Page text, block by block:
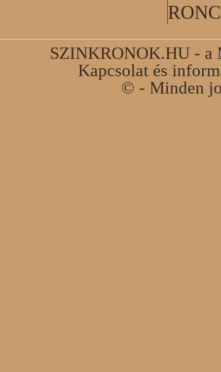
SZINKRONOK.HU - a
Kapcsolat és
© - Minden